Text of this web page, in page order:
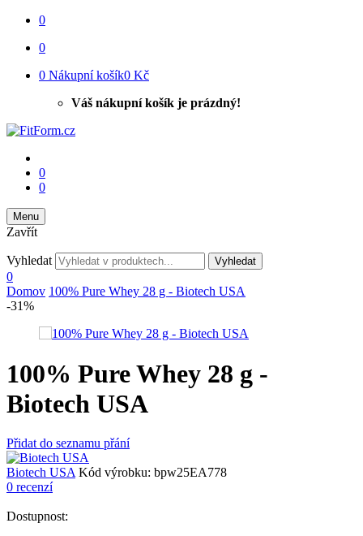
0
0
0 Nákupní košík0 Kč
Váš nákupní košík je prázdný!
0
0
Menu
Zavřít
Vyhledat Vyhledat
0
Domov 100% Pure Whey 28 g - Biotech USA
-31%
100% Pure Whey 28 g -
Biotech USA
Přidat do seznamu přání
Biotech USA Kód výrobku: bpw25EA778
0 recenzí
Dostupnost: